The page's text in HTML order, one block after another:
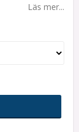
Läs mer...